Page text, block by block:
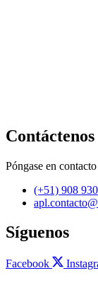
Contáctenos
Póngase en
(+51) 908
Síguenos
Facebook